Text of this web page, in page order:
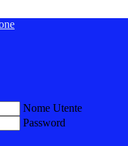
Nome Utente
Password